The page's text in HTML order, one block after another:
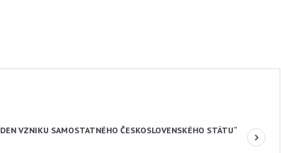
VZNIKU SAMOSTATNÉHO ČESKOSLOVENSKÉHO STÁTU“